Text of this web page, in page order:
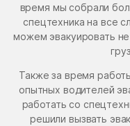
время мы собрали
спецтехника на все
можем эвакуировать
Также за время
опытных водителей
работать со
решили вызвать